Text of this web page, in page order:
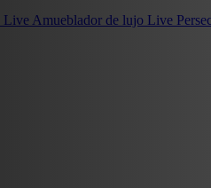
Live Amueblador de lujo Live